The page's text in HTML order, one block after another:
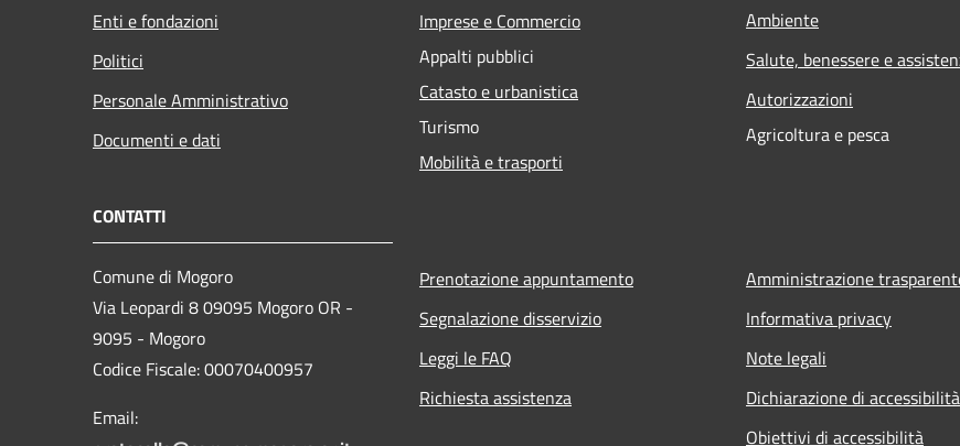
Enti e fondazioni
Politici
Personale Amministrativo
Documenti e dati
Imprese e Commercio
Appalti pubblici
Catasto e urbanistica
Turismo
Mobilità e trasporti
Ambiente
Salute, benessere e
Autorizzazioni
Agricoltura e pesca
CONTATTI
Comune di Mogoro
Via Leopardi 8 09095 Mogoro OR -
9095 - Mogoro
Codice Fiscale: 00070400957
Email:
Prenotazione appuntamento
Segnalazione disservizio
Leggi le FAQ
Richiesta assistenza
Amministrazione
Informativa privacy
Note legali
Dichiarazione di accessibilità
Obiettivi di accessibilità